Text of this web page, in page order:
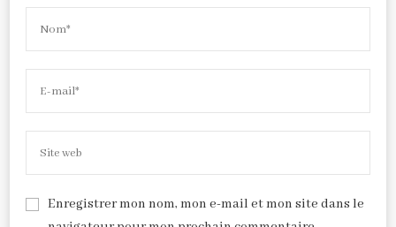
Enregistrer mon nom, mon e-mail et mon site dans le